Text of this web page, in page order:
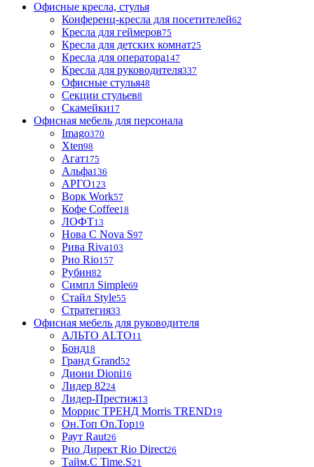
Офисные кресла, стулья
Конференц-кресла для посетителей62
Кресла для геймеров75
Кресла для детских комнат25
Кресла для оператора147
Кресла для руководителя337
Офисные стулья48
Секции стульев8
Скамейки17
Офисная мебель для персонала
Imago370
Xten98
Агат175
Альфа136
АРГО123
Ворк Work57
Кофе Coffee18
ЛОФТ13
Нова С Nova S97
Рива Riva103
Рио Rio157
Рубин82
Симпл Simple69
Стайл Style55
Стратегия33
Офисная мебель для руководителя
АЛЬТО ALTO11
Бонд18
Гранд Grand52
Диони Dioni16
Лидер 8224
Лидер-Престиж13
Моррис ТРЕНД Morris TREND19
Он.Топ On.Top19
Раут Raut26
Рио Директ Rio Direct26
Тайм.С Time.S21